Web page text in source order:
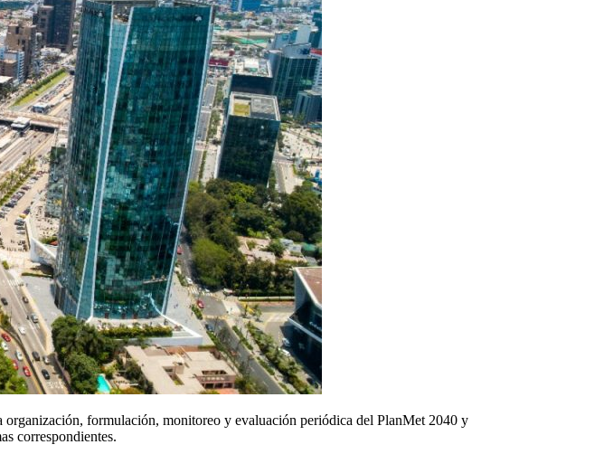
formulación, monitoreo y evaluación periódica del PlanMet 2040 y
correspondientes.